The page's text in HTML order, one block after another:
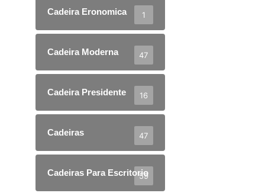
Cadeira Eronomica 1
Cadeira Moderna 47
Cadeira Presidente 16
Cadeiras 47
Cadeiras Para Escritorio
59